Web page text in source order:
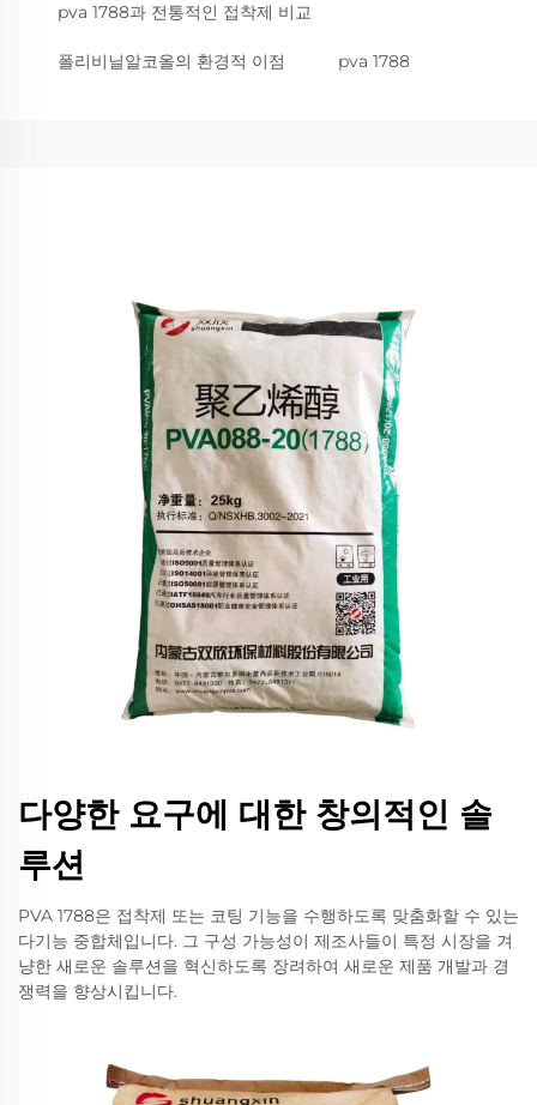
pva 1788과 전통적인 접착제 비교
폴리비닐알코올의 환경적 이점 pva 1788
다양한 요구에 대한 창의적인 솔
루션
PVA 1788은 접착제 또는 코팅 기능을 수행하도록 맞춤화할 수 있는
다기능 중합체입니다. 그 구성 가능성이 제조사들이 특정 시장을 겨
냥한 새로운 솔루션을 혁신하도록 장려하여 새로운 제품 개발과 경
쟁력을 향상시킵니다.